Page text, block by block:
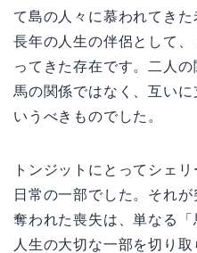
て島の人々に慕われてき
長年の人生の伴侶として
ってきた存在です。二人
馬の関係ではなく、互い
いうべきものでした。
トンジットにとってシェ
日常の一部でした。それ
奪われた喪失は、単なる「
人生の大切な一部を切り